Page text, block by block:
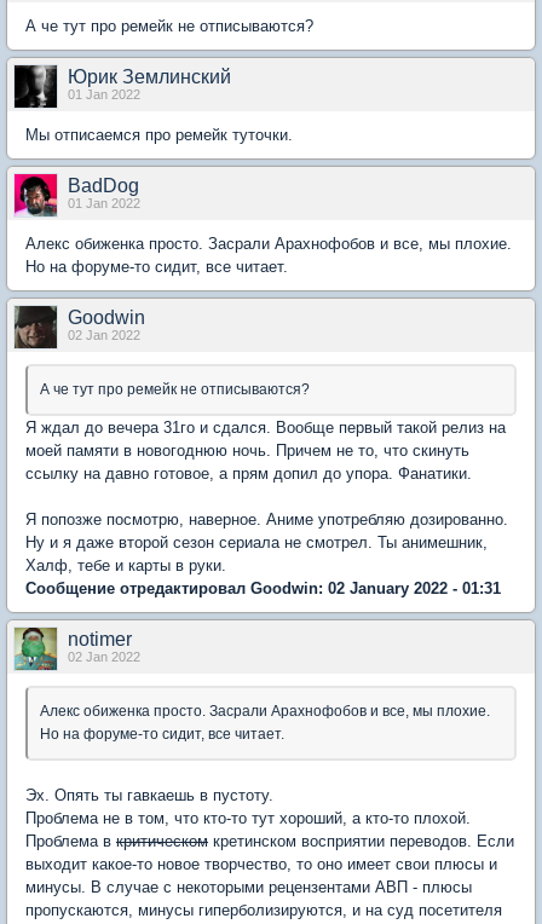
А че тут про ремейк не отписываются?
Юрик Землинский
01 Jan 2022
Мы отписаемся про ремейк туточки.
BadDog
01 Jan 2022
Алекс обиженка просто. Засрали Арахнофобов и все, мы плохие.
Но на форуме-то сидит, все читает.
Goodwin
02 Jan 2022
А че тут про ремейк не отписываются?
Я ждал до вечера 31го и сдался. Вообще первый такой релиз на
моей памяти в новогоднюю ночь. Причем не то, что скинуть
ссылку на давно готовое, а прям допил до упора. Фанатики.
Я попозже посмотрю, наверное. Аниме употребляю дозированно.
Ну и я даже второй сезон сериала не смотрел. Ты анимешник,
Халф, тебе и карты в руки.
Сообщение отредактировал Goodwin: 02 January 2022 - 01:31
notimer
02 Jan 2022
Алекс обиженка просто. Засрали Арахнофобов и все, мы плохие.
Но на форуме-то сидит, все читает.
Эх. Опять ты гавкаешь в пустоту.
Проблема не в том, что кто-то тут хороший, а кто-то плохой.
Проблема в критическом кретинском восприятии переводов. Если
выходит какое-то новое творчество, то оно имеет свои плюсы и
минусы. В случае с некоторыми рецензентами АВП - плюсы
пропускаются, минусы гиперболизируются, и на суд посетителя